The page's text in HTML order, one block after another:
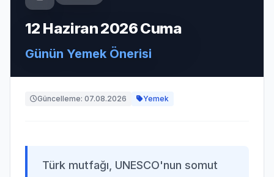
12 Haziran 2026 Cuma
Günün Yemek Önerisi
Güncelleme: 07.08.2026 Yemek
Türk mutfağı, UNESCO'nun somut